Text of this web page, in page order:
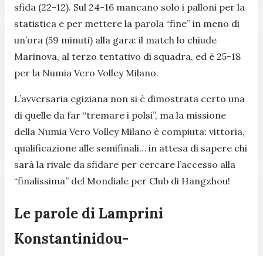
sfida (22-12). Sul 24-16 mancano solo i palloni per la
statistica e per mettere la parola “fine” in meno di
un’ora (59 minuti) alla gara: il match lo chiude
Marinova, al terzo tentativo di squadra, ed è 25-18
per la Numia Vero Volley Milano.
L’avversaria egiziana non si è dimostrata certo una
di quelle da far “tremare i polsi”, ma la missione
della Numia Vero Volley Milano è compiuta: vittoria,
qualificazione alle semifinali… in attesa di sapere chi
sarà la rivale da sfidare per cercare l’accesso alla
“finalissima” del Mondiale per Club di Hangzhou!
Le parole di Lamprini
Konstantinidou-